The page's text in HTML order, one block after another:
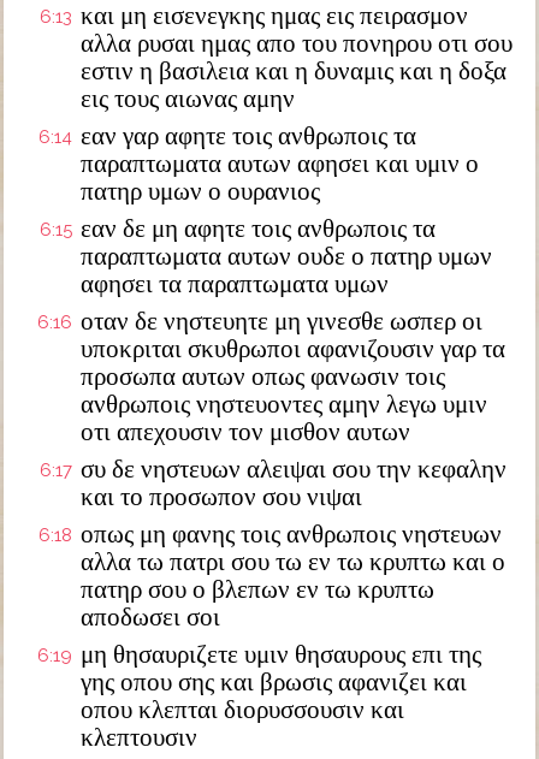
6:13 και μη εισενεγκης ημας εις πειρασμον
αλλα ρυσαι ημας απο του πονηρου οτι σου
εστιν η βασιλεια και η δυναμις και η δοξα
εις τους αιωνας αμην
6:14 εαν γαρ αφητε τοις ανθρωποις τα
παραπτωματα αυτων αφησει και υμιν ο
πατηρ υμων ο ουρανιος
6:15 εαν δε μη αφητε τοις ανθρωποις τα
παραπτωματα αυτων ουδε ο πατηρ υμων
αφησει τα παραπτωματα υμων
6:16 οταν δε νηστευητε μη γινεσθε ωσπερ οι
υποκριται σκυθρωποι αφανιζουσιν γαρ τα
προσωπα αυτων οπως φανωσιν τοις
ανθρωποις νηστευοντες αμην λεγω υμιν
οτι απεχουσιν τον μισθον αυτων
6:17 συ δε νηστευων αλειψαι σου την κεφαλην
και το προσωπον σου νιψαι
6:18 οπως μη φανης τοις ανθρωποις νηστευων
αλλα τω πατρι σου τω εν τω κρυπτω και ο
πατηρ σου ο βλεπων εν τω κρυπτω
αποδωσει σοι
6:19 μη θησαυριζετε υμιν θησαυρους επι της
γης οπου σης και βρωσις αφανιζει και
οπου κλεπται διορυσσουσιν και
κλεπτουσιν